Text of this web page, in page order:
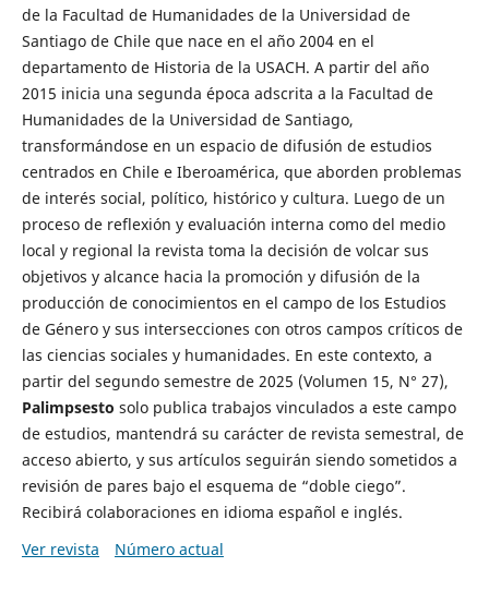
de la Facultad de Humanidades de la Universidad de
Santiago de Chile que nace en el año 2004 en el
departamento de Historia de la USACH. A partir del año
2015 inicia una segunda época adscrita a la Facultad de
Humanidades de la Universidad de Santiago,
transformándose en un espacio de difusión de estudios
centrados en Chile e Iberoamérica, que aborden problemas
de interés social, político, histórico y cultura. Luego de un
proceso de reflexión y evaluación interna como del medio
local y regional la revista toma la decisión de volcar sus
objetivos y alcance hacia la promoción y difusión de la
producción de conocimientos en el campo de los Estudios
de Género y sus intersecciones con otros campos críticos de
las ciencias sociales y humanidades. En este contexto, a
partir del segundo semestre de 2025 (Volumen 15, N° 27),
Palimpsesto solo publica trabajos vinculados a este campo
de estudios, mantendrá su carácter de revista semestral, de
acceso abierto, y sus artículos seguirán siendo sometidos a
revisión de pares bajo el esquema de “doble ciego”.
Recibirá colaboraciones en idioma español e inglés.
Ver revista
Número actual